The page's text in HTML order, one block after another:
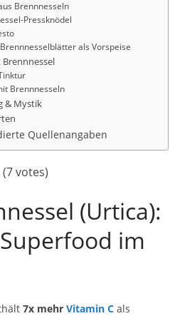
Brennnesseln
Pressknödel
als Vorspeise
Brennnesseln
& Mystik
Quellenangaben
votes)
(Urtica):
im
7x mehr Vitamin C als